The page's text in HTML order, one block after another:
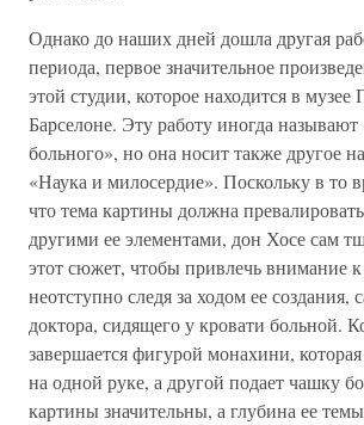
Однако до наших дней дошла другая
периода, первое значительное
этой студии, которое находится в музее
Барселоне. Эту работу иногда
больного», но она носит также другое
«Наука и милосердие». Поскольку в то
что тема картины должна
другими ее элементами, дон Хосе сам
этот сюжет, чтобы привлечь внимание
неотступно следя за ходом ее создания,
доктора, сидящего у кровати больной.
завершается фигурой монахини,
на одной руке, а другой подает чашку
картины значительны, а глубина ее